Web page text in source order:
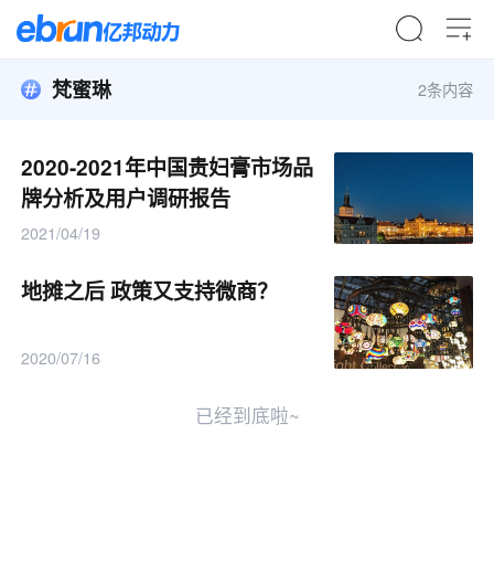
梵蜜琳 2条内容
2020-2021年中国贵妇膏市场品
牌分析及用户调研报告
2021/04/19
地摊之后 政策又支持微商？
2020/07/16
已经到底啦~